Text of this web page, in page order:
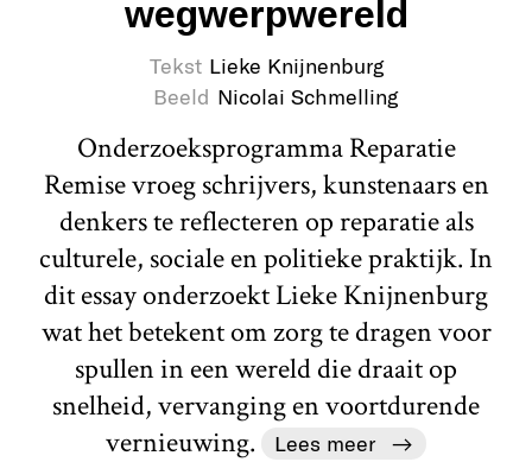
wegwerpwereld
Tekst Lieke Knijnenburg
Beeld Nicolai Schmelling
Onderzoeksprogramma Reparatie
Remise vroeg schrijvers, kunstenaars en
denkers te reflecteren op reparatie als
culturele, sociale en politieke praktijk. In
dit essay onderzoekt Lieke Knijnenburg
wat het betekent om zorg te dragen voor
spullen in een wereld die draait op
snelheid, vervanging en voortdurende
vernieuwing.
Lees meer